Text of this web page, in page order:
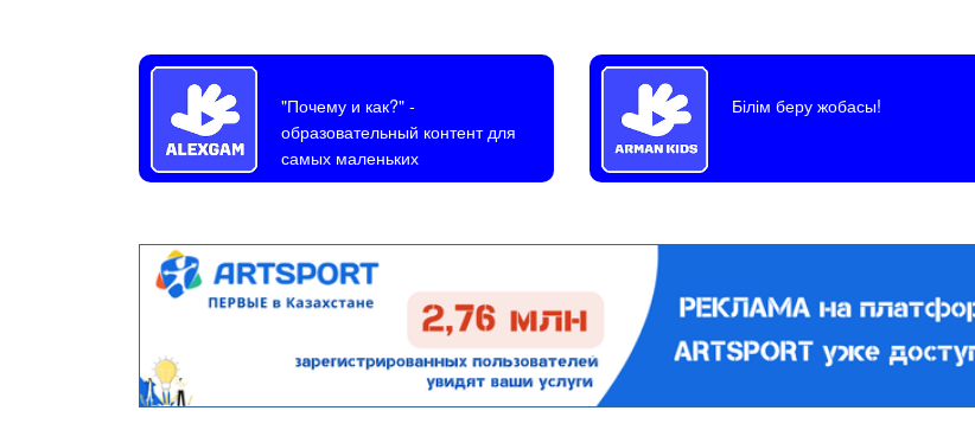
"Почему и как?"-
образовательный контент для
самых маленьких
Білім беру жобасы!